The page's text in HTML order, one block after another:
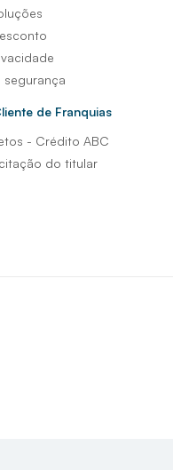
segurança
de Franquias
- Crédito ABC
do titular